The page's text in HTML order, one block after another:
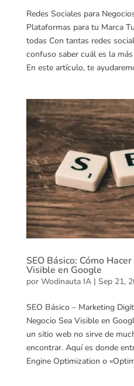
Redes Sociales para
Plataformas para tu Marca
todas Con tantas redes
confuso saber cuál es la
En este artículo, te
SEO Básico: Cómo
Visible en Google
por Wodinauta IA| Sep 21,
SEO Básico – Marketing
Negocio Sea Visible en
un sitio web no sirve de
encontrar. Aquí es donde
Engine Optimization o